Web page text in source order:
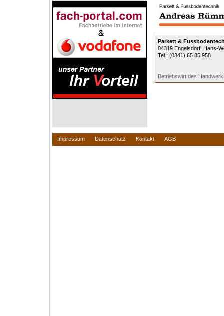
Parkett &
04319 Engelsdorf, Hans-
Tel.: (0341) 65 85 958
Betriebswirt des
Impressum Datenschutz Kontakt AGB